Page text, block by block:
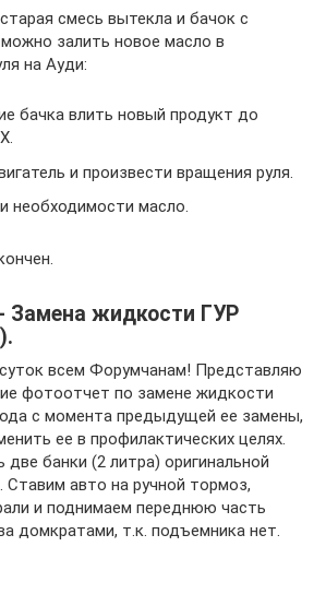
смесь вытекла и бачок с
залить новое масло в
на Ауди:
бачка влить новый продукт до
и произвести вращения руля.
необходимости масло.
Замена жидкости ГУР
всем Форумчанам! Представляю
фотоотчет по замене жидкости
с момента предыдущей ее замены,
ее в профилактических целях.
банки (2 литра) оригинальной
авто на ручной тормоз,
и поднимаем переднюю часть
домкратами, т.к. подъемника нет.